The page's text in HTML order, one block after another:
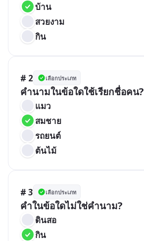
บ้าน
สวยงาม
กิน
# 2 เลือกประเภท
คำนามในข้อใดใช้เรียกชื่อคน?
แมว
สมชาย
รถยนต์
ต้นไม้
# 3 เลือกประเภท
คำในข้อใดไม่ใช่คำนาม?
ดินสอ
กิน